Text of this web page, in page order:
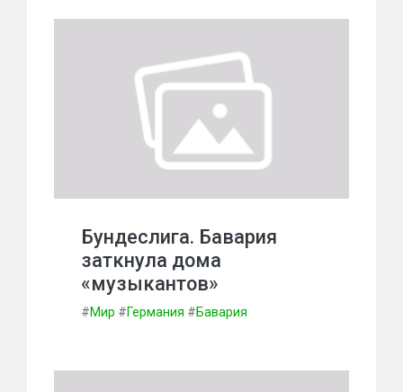
Бундеслига. Бавария
заткнула дома
«музыкантов»
#Мир #Германия #Бавария